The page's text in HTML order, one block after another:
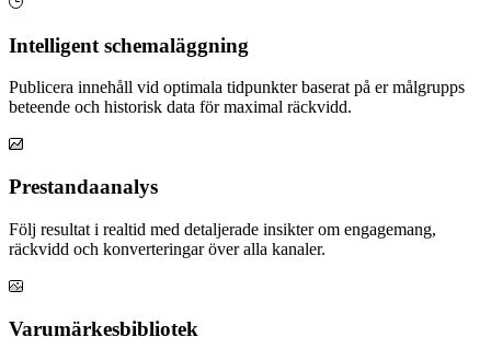
Intelligent schemaläggning
Publicera innehåll vid optimala tidpunkter baserat på er målgrupps
beteende och historisk data för maximal räckvidd.
Prestandaanalys
Följ resultat i realtid med detaljerade insikter om engagemang,
räckvidd och konverteringar över alla kanaler.
Varumärkesbibliotek